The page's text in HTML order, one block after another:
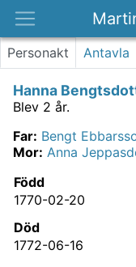
Platser
Om
Kontakt
Personakt Antavla
Hanna
Blev 2 år.
Far: Bengt
Mor: Anna
Född
1770-02-20
Död
1772-06-16